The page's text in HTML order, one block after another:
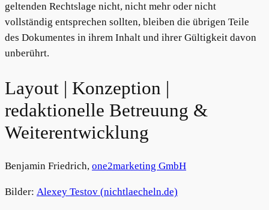
geltenden Rechtslage nicht, nicht mehr oder nicht
vollständig entsprechen sollten, bleiben die übrigen Teile
des Dokumentes in ihrem Inhalt und ihrer Gültigkeit davon
unberührt.
Layout | Konzeption |
redaktionelle Betreuung &
Weiterentwicklung
Benjamin Friedrich, one2marketing GmbH
Bilder: Alexey Testov (nichtlaecheln.de)